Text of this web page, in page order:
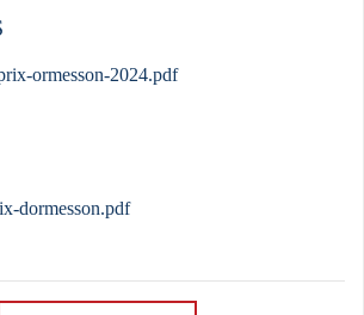
ormesson-2024.pdf
dormesson.pdf